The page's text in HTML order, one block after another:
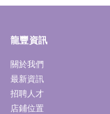
龍豐資訊
關於我們
最新資訊
招聘人才
店鋪位置